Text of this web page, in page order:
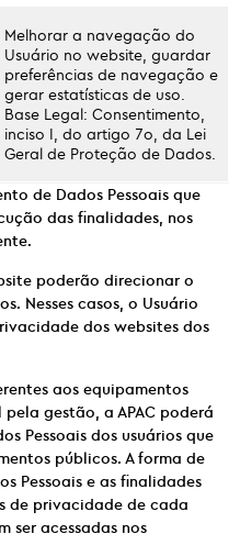
Melhorar a navegação do
Usuário no website, guardar
preferências de navegação e
gerar estatísticas de uso.
Base Legal: Consentimento,
inciso I, do artigo 7o, da Lei
Geral de Proteção de Dados.
de Dados Pessoais que
das finalidades, nos
poderão direcionar o
Nesses casos, o Usuário
dos websites dos
aos equipamentos
gestão, a APAC poderá
Pessoais dos usuários que
públicos. A forma de
Pessoais e as finalidades
de privacidade de cada
ser acessadas nos